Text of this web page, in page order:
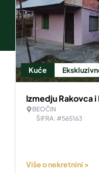
Kuće
Izmedju Rakovca
BEOČIN
ŠIFRA: #565163
Više o nekretnini >